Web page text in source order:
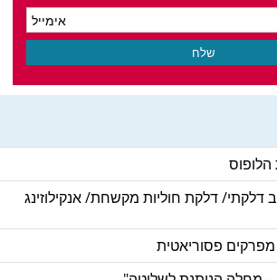
דלקתי/ דלקת חוליות מקשחת/ אנקילוזינג
פסוריאטית